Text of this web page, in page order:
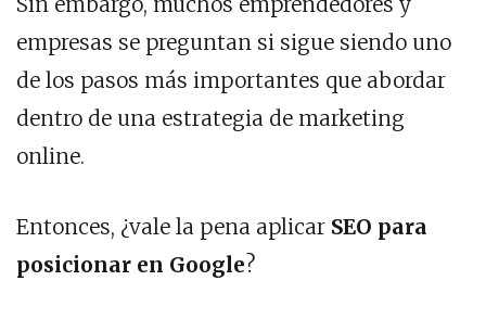
empresas se preguntan si sigue siendo uno
de los pasos más importantes que abordar
dentro de una estrategia de marketing
online.
Entonces, ¿vale la pena aplicar SEO para
posicionar en Google?